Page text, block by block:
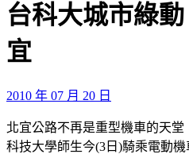
台科大城市綠
宜
2010 年 07 月 20 日
北宜公路不再是重型機車的天
科技大學師生今(3日)騎乘電動